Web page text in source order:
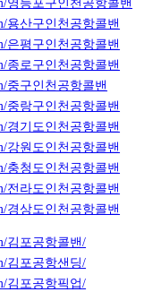
영등포구인천공항콜밴
용산구인천공항콜밴
은평구인천공항콜밴
종로구인천공항콜밴
중구인천공항콜밴
중랑구인천공항콜밴
경기도인천공항콜밴
강원도인천공항콜밴
충청도인천공항콜밴
전라도인천공항콜밴
경상도인천공항콜밴
김포공항콜밴/
김포공항샌딩/
김포공항픽업/